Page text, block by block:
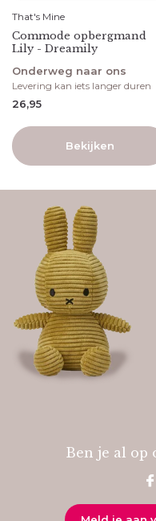
That's Mine
Commode opbergmand
Lily - Dreamily
Onderweg naar ons
Levering kan iets langer duren
26,95
Bekijken
Ben je al op